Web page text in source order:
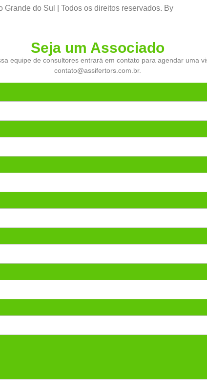
do Sul | Todos os direitos reservados. By
Seja um Associado
equipe de consultores entrará em contato para agendar uma
contato@assifertors.com.br.